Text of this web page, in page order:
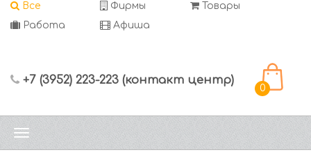
Все Фирмы
Товары
Работа
Афиша
+7 (3952) 223-223 (контакт центр)
0